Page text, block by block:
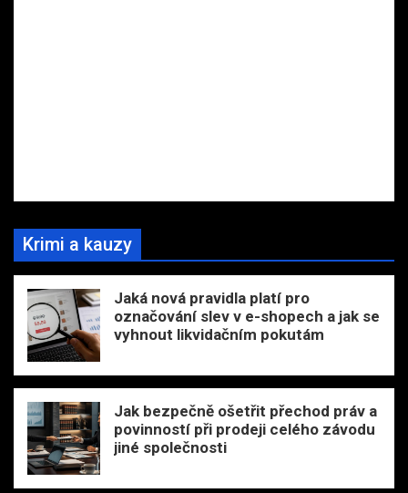
Krimi a kauzy
Jaká nová pravidla platí pro
označování slev v e-shopech a jak se
vyhnout likvidačním pokutám
Jak bezpečně ošetřit přechod práv a
povinností při prodeji celého závodu
jiné společnosti